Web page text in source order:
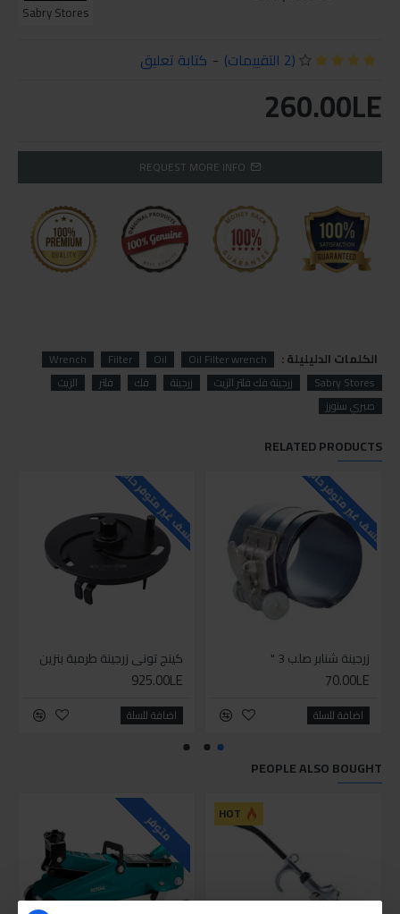
Sabry Stores
(2 التقييمات) - كتابة تعليق
260.00LE
REQUEST MORE INFO
الكلمات الدليليلة : Oil Filter wrench
Oil
Filter
Wrench
Sabry Stores
زرجينة فك فلتر الزيت زرجينة فك فلتر
الزيت
صبري ستورز
RELATED PRODUCTS
للاسف غير متوفر حاليا
زرجينة شنابر صلب 3 "
70.00LE
اضافة للسلة
للاسف غير متوفر حاليا
كينج توني زرجينة طرمبة بنزين
925.00LE
اضافة للسلة
PEOPLE ALSO BOUGHT
HOT متوفر